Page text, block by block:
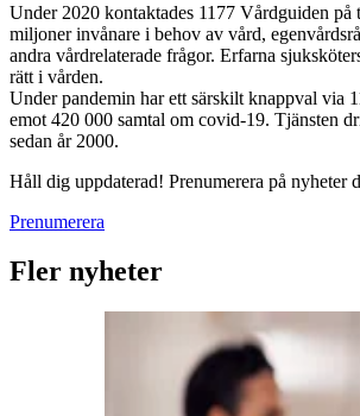
Under 2020 kontaktades 1177 Vårdguiden på
miljoner invånare i behov av vård,
andra vårdrelaterade frågor. Erfarna
rätt i vården.
Under pandemin har ett särskilt knappval via
emot 420 000 samtal om covid-19. Tjänsten
sedan år 2000.
Håll dig uppdaterad! Prenumerera på nyheter
Prenumerera
Fler nyheter